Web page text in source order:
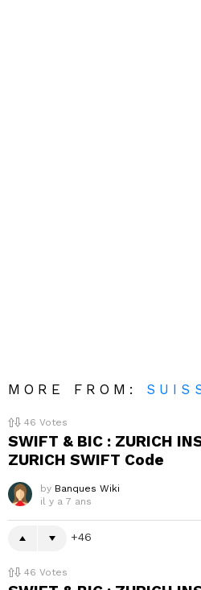
MORE FROM:
46 Votes
SWIFT & BIC : ZURICH
ZURICH SWIFT Code
by Banques Wiki
il y a 7 ans
46
46 Votes